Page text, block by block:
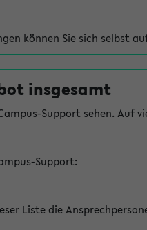
können Sie sich selbst
insgesamt
Support sehen. Auf
Support:
Liste die